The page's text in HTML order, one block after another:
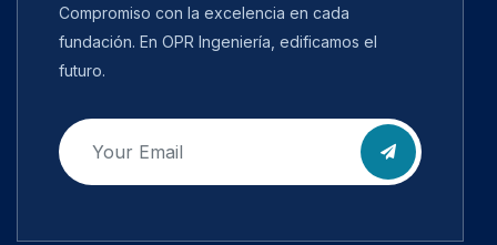
Compromiso con la excelencia en cada
fundación. En OPR Ingeniería, edificamos el
futuro.